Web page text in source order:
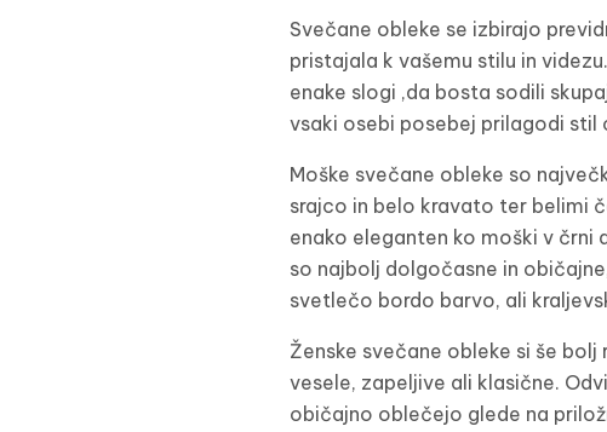
Svečane obleke se izbirajo
pristajala k vašemu stilu in
enake slogi ,da bosta sodili
vsaki osebi posebej prilagodi stil
Moške svečane obleke so
srajco in belo kravato ter belimi
enako eleganten ko moški v črni
so najbolj dolgočasne in
svetlečo bordo barvo, ali
Ženske svečane obleke si še
vesele, zapeljive ali klasične.
običajno oblečejo glede na